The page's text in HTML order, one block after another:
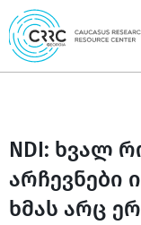
Skip
to
content
NDI: ხვალ
არჩევნები
ხმას არც